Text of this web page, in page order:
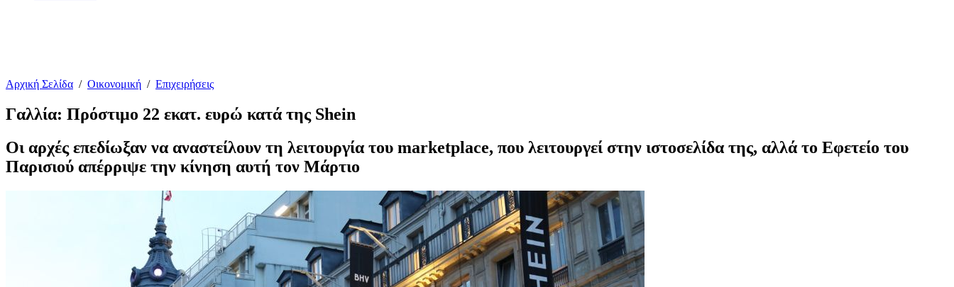
Αρχική Σελίδα / Οικονομική / Επιχειρήσεις
Γαλλία: Πρόστιμο 22 εκατ. ευρώ κατά της Shein
Οι αρχές επεδίωξαν να αναστείλουν τη λειτουργία του marketplace, που λειτουργεί στην ιστοσελίδα της, αλλά το Εφετείο του
Παρισιού απέρριψε την κίνηση αυτή τον Μάρτιο